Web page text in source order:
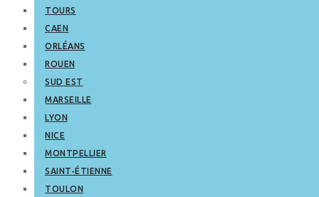
TOURS
CAEN
ORLÉANS
ROUEN
SUD EST
MARSEILLE
LYON
NICE
MONTPELLIER
SAINT-ÉTIENNE
TOULON